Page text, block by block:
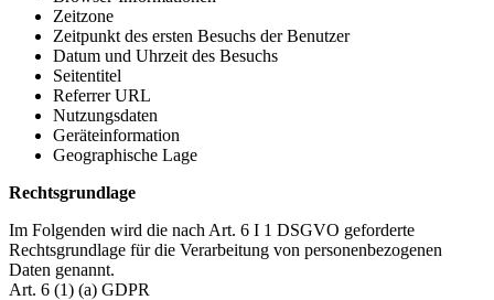
Zeitzone
Zeitpunkt des ersten Besuchs der Benutzer
Datum und Uhrzeit des Besuchs
Seitentitel
Referrer URL
Nutzungsdaten
Geräteinformation
Geographische Lage
Rechtsgrundlage
Im Folgenden wird die nach Art. 6 I 1 DSGVO geforderte
Rechtsgrundlage für die Verarbeitung von personenbezogenen
Daten genannt.
Art. 6 (1) (a) GDPR